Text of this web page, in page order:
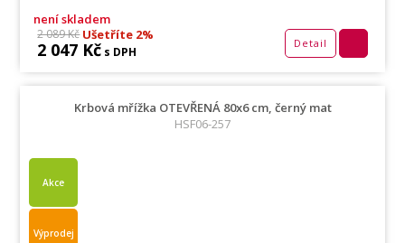
není skladem
2 089 KčUšetříte 2%
2 047 Kč s DPH
Detail
Krbová mřížka OTEVŘENÁ 80x6 cm, černý mat
HSF06-257
Akce
Výprodej